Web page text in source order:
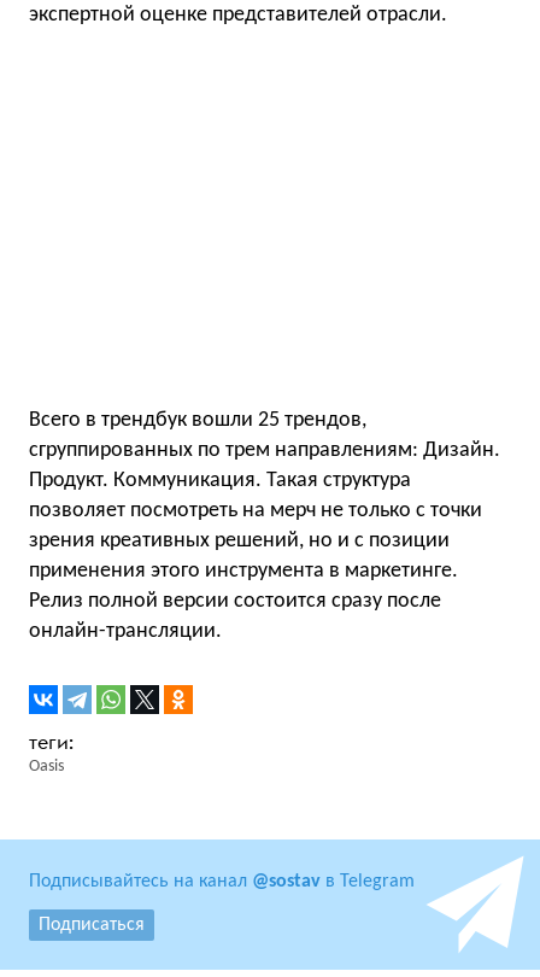
экспертной оценке представителей отрасли.
Всего в трендбук вошли 25 трендов,
сгруппированных по трем направлениям: Дизайн.
Продукт. Коммуникация. Такая структура
позволяет посмотреть на мерч не только с точки
зрения креативных решений, но и с позиции
применения этого инструмента в маркетинге.
Релиз полной версии состоится сразу после
онлайн-трансляции.
Oasis
Подписывайтесь на канал @sostav в Telegram
Подписаться